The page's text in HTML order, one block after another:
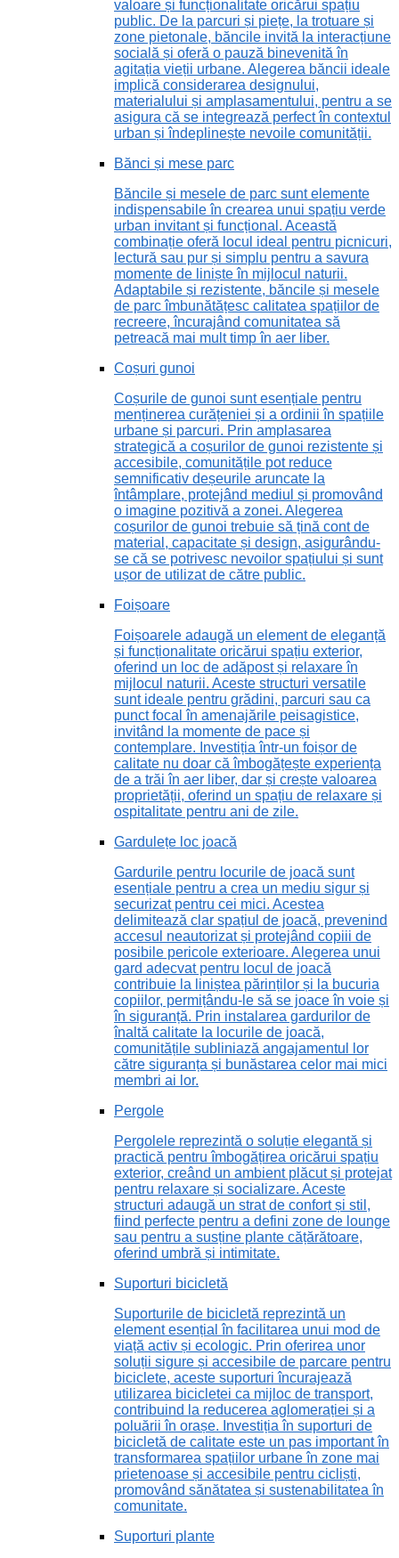
valoare și funcționalitate oricărui spațiu
public. De la parcuri și piețe, la trotuare și
zone pietonale, băncile invită la interacțiune
socială și oferă o pauză binevenită în
agitația vieții urbane. Alegerea băncii ideale
implică considerarea designului,
materialului și amplasamentului, pentru a se
asigura că se integrează perfect în contextul
urban și îndeplinește nevoile comunității.
Bănci și mese parc
Băncile și mesele de parc sunt elemente
indispensabile în crearea unui spațiu verde
urban invitant și funcțional. Această
combinație oferă locul ideal pentru picnicuri,
lectură sau pur și simplu pentru a savura
momente de liniște în mijlocul naturii.
Adaptabile și rezistente, băncile și mesele
de parc îmbunătățesc calitatea spațiilor de
recreere, încurajând comunitatea să
petreacă mai mult timp în aer liber.
Coșuri gunoi
Coșurile de gunoi sunt esențiale pentru
menținerea curățeniei și a ordinii în spațiile
urbane și parcuri. Prin amplasarea
strategică a coșurilor de gunoi rezistente și
accesibile, comunitățile pot reduce
semnificativ deșeurile aruncate la
întâmplare, protejând mediul și promovând
o imagine pozitivă a zonei. Alegerea
coșurilor de gunoi trebuie să țină cont de
material, capacitate și design, asigurându-
se că se potrivesc nevoilor spațiului și sunt
ușor de utilizat de către public.
Foișoare
Foișoarele adaugă un element de eleganță
și funcționalitate oricărui spațiu exterior,
oferind un loc de adăpost și relaxare în
mijlocul naturii. Aceste structuri versatile
sunt ideale pentru grădini, parcuri sau ca
punct focal în amenajările peisagistice,
invitând la momente de pace și
contemplare. Investiția într-un foișor de
calitate nu doar că îmbogățește experiența
de a trăi în aer liber, dar și crește valoarea
proprietății, oferind un spațiu de relaxare și
ospitalitate pentru ani de zile.
Gardulețe loc joacă
Gardurile pentru locurile de joacă sunt
esențiale pentru a crea un mediu sigur și
securizat pentru cei mici. Acestea
delimitează clar spațiul de joacă, prevenind
accesul neautorizat și protejând copiii de
posibile pericole exterioare. Alegerea unui
gard adecvat pentru locul de joacă
contribuie la liniștea părinților și la bucuria
copiilor, permițându-le să se joace în voie și
în siguranță. Prin instalarea gardurilor de
înaltă calitate la locurile de joacă,
comunitățile subliniază angajamentul lor
către siguranța și bunăstarea celor mai mici
membri ai lor.
Pergole
Pergolele reprezintă o soluție elegantă și
practică pentru îmbogățirea oricărui spațiu
exterior, creând un ambient plăcut și protejat
pentru relaxare și socializare. Aceste
structuri adaugă un strat de confort și stil,
fiind perfecte pentru a defini zone de lounge
sau pentru a susține plante cățărătoare,
oferind umbră și intimitate.
Suporturi bicicletă
Suporturile de bicicletă reprezintă un
element esențial în facilitarea unui mod de
viață activ și ecologic. Prin oferirea unor
soluții sigure și accesibile de parcare pentru
biciclete, aceste suporturi încurajează
utilizarea bicicletei ca mijloc de transport,
contribuind la reducerea aglomerației și a
poluării în orașe. Investiția în suporturi de
bicicletă de calitate este un pas important în
transformarea spațiilor urbane în zone mai
prietenoase și accesibile pentru cicliști,
promovând sănătatea și sustenabilitatea în
comunitate.
Suporturi plante